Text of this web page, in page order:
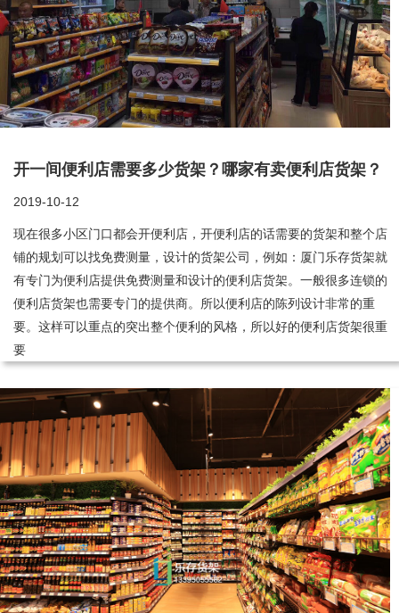
开一间便利店需要多少货架？哪家有卖便利店货架？
2019-10-12
现在很多小区门口都会开便利店，开便利店的话需要的货架和整个店
铺的规划可以找免费测量，设计的货架公司，例如：厦门乐存货架就
有专门为便利店提供免费测量和设计的便利店货架。一般很多连锁的
便利店货架也需要专门的提供商。所以便利店的陈列设计非常的重
要。这样可以重点的突出整个便利的风格，所以好的便利店货架很重
要